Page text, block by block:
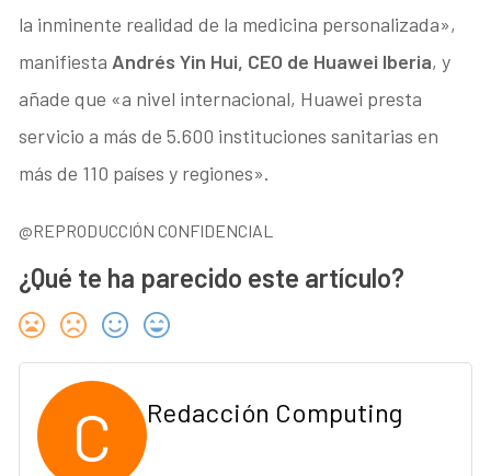
la inminente realidad de la medicina personalizada»,
manifiesta Andrés Yin Hui, CEO de Huawei Iberia, y
añade que «a nivel internacional, Huawei presta
servicio a más de 5.600 instituciones sanitarias en
más de 110 países y regiones».
@REPRODUCCIÓN CONFIDENCIAL
¿Qué te ha parecido este artículo?
C Redacción Computing